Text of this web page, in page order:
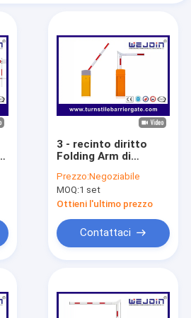
3 - recinto diritto
Folding Arm di
parcheggio del
portone regolabile
della barriera
Prezzo:Negoziabile
MOQ:1 set
Ottieni l'ultimo prezzo
Contattaci